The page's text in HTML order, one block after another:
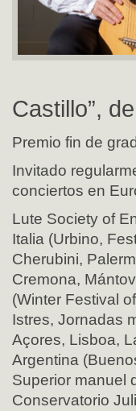
Castillo”,
Premio fin de
Invitado
conciertos en
Lute Society of
Italia (Urbino,
Cherubini,
Cremona,
(Winter Festival
Istres, Jornadas
Açores, Lisboa,
Argentina
Superior manuel
Conservatorio